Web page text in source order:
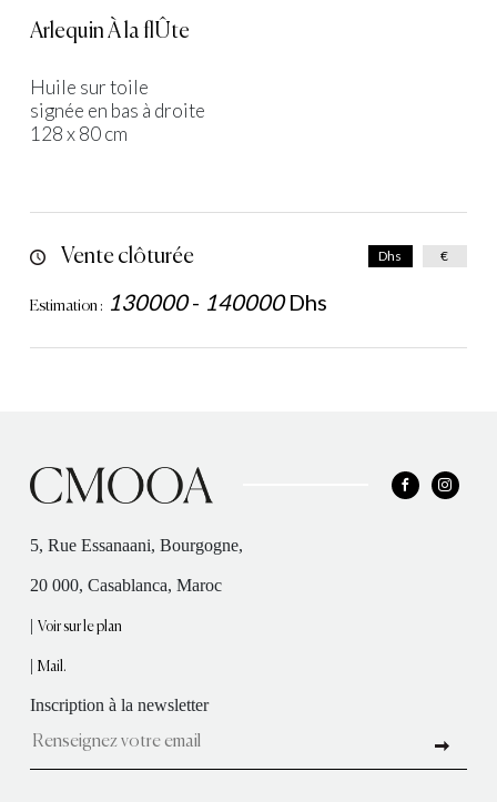
Arlequin À la flÛte
Huile sur toile
signée en bas à droite
128 x 80 cm
Vente clôturée
Estimation : 130000- 140000 Dhs
Dhs €
5, Rue Essanaani, Bourgogne,
20 000, Casablanca, Maroc
|Voir sur le plan
|Mail.
Inscription à la newsletter